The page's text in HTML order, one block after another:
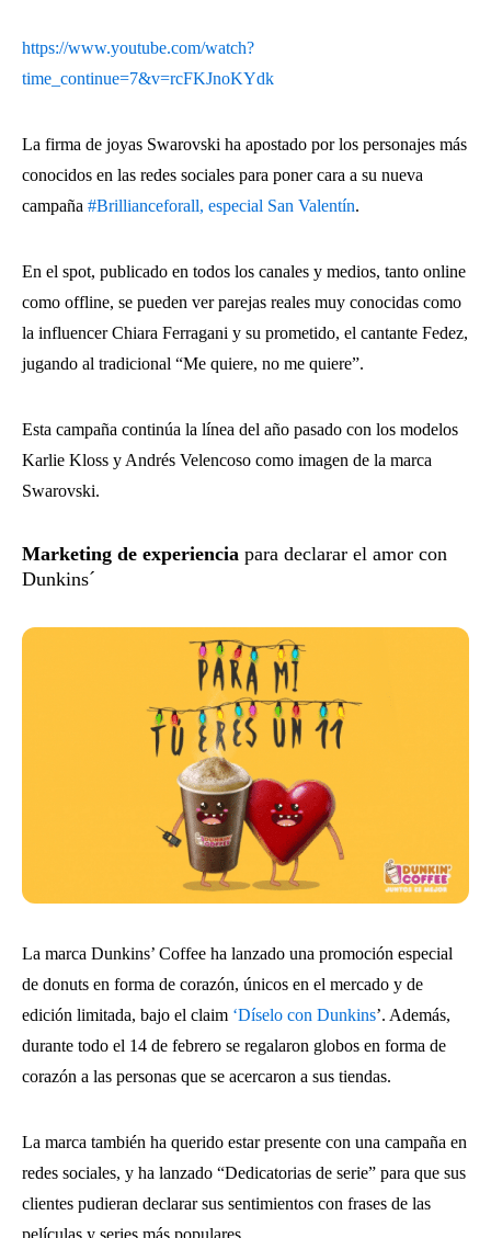
https://www.youtube.com/watch?
time_continue=7&v=rcFKJnoKYdk
La firma de joyas Swarovski ha apostado por los personajes más
conocidos en las redes sociales para poner cara a su nueva
campaña #Brillianceforall, especial San Valentín.
En el spot, publicado en todos los canales y medios, tanto online
como offline, se pueden ver parejas reales muy conocidas como
la influencer Chiara Ferragani y su prometido, el cantante Fedez,
jugando al tradicional “Me quiere, no me quiere”.
Esta campaña continúa la línea del año pasado con los modelos
Karlie Kloss y Andrés Velencoso como imagen de la marca
Swarovski.
Marketing de experiencia para declarar el amor con
Dunkins´
La marca Dunkins’ Coffee ha lanzado una promoción especial
de donuts en forma de corazón, únicos en el mercado y de
edición limitada, bajo el claim ‘Díselo con Dunkins’. Además,
durante todo el 14 de febrero se regalaron globos en forma de
corazón a las personas que se acercaron a sus tiendas.
La marca también ha querido estar presente con una campaña en
redes sociales, y ha lanzado “Dedicatorias de serie” para que sus
clientes pudieran declarar sus sentimientos con frases de las
películas y series más populares.